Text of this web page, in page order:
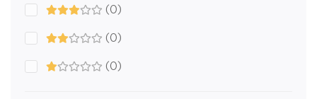
(0)
(0)
(0)